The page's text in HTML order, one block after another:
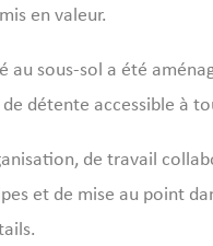
en valeur.
au sous-sol a été
détente accessible à
de travail
et de mise au point